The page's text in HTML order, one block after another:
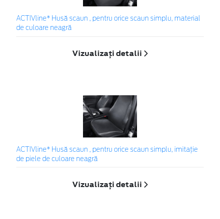
ACTIVline* Husă scaun , pentru orice scaun simplu, material
de culoare neagră
Vizualizați detalii
ACTIVline* Husă scaun , pentru orice scaun simplu, imitație
de piele de culoare neagră
Vizualizați detalii